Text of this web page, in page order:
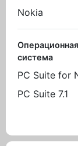
Nokia
Операционная
система
PC Suite for
PC Suite 7.1